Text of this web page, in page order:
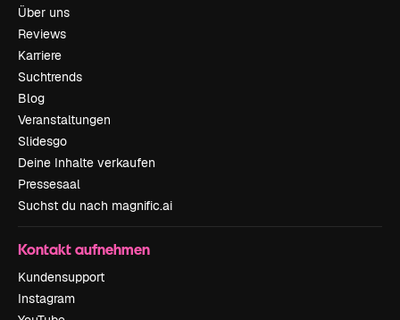
Über uns
Reviews
Karriere
Suchtrends
Blog
Veranstaltungen
Slidesgo
Deine Inhalte verkaufen
Pressesaal
Suchst du nach magnific.ai
Kontakt aufnehmen
Kundensupport
Instagram